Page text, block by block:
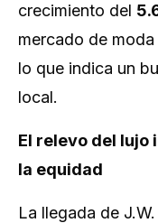
crecimiento del
mercado de
lo que indica un
local.
El relevo del lujo
la equidad
La llegada de